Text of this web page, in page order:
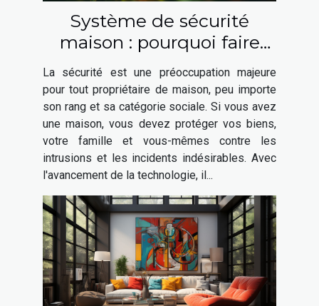
Système de sécurité
maison : pourquoi faire
appel à un expert en
sécurité ?
La sécurité est une préoccupation majeure
pour tout propriétaire de maison, peu importe
son rang et sa catégorie sociale. Si vous avez
une maison, vous devez protéger vos biens,
votre famille et vous-mêmes contre les
intrusions et les incidents indésirables. Avec
l'avancement de la technologie, il...